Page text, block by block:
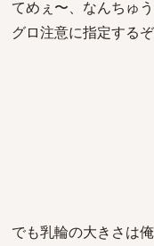
てめぇ〜、なんちゅ
グロ注意に指定するぞ
でも乳輪の大きさは